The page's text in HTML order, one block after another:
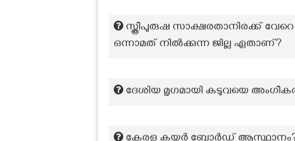
സ്ത്രീപുരുഷ സാക്ഷരതാനിരക്ക്
ഒന്നാമത് നിൽക്കുന്ന ജില്ല ഏതാണ്?
ദേശിയ മൃഗമായി കടുവയെ